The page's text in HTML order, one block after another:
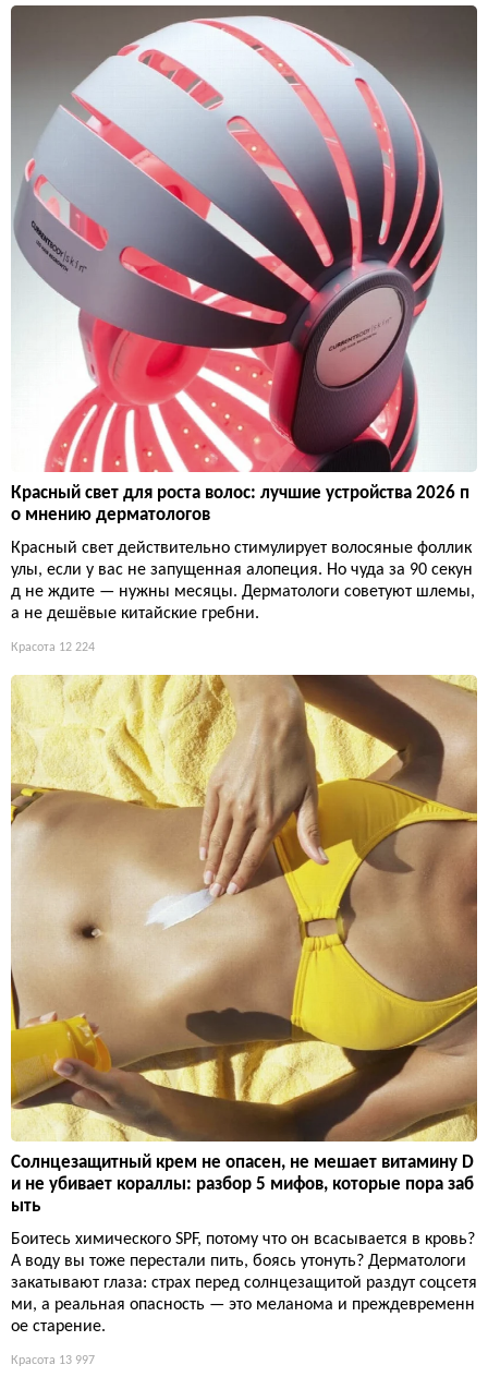
Красный свет для роста волос: лучшие устройства 2026 п
о мнению дерматологов
Красный свет действительно стимулирует волосяные фоллик
улы, если у вас не запущенная алопеция. Но чуда за 90 секун
д не ждите — нужны месяцы. Дерматологи советуют шлемы,
а не дешёвые китайские гребни.
Красота 12 224
Солнцезащитный крем не опасен, не мешает витамину D
и не убивает кораллы: разбор 5 мифов, которые пора заб
ыть
Боитесь химического SPF, потому что он всасывается в кровь?
А воду вы тоже перестали пить, боясь утонуть? Дерматологи
закатывают глаза: страх перед солнцезащитой раздут соцсетя
ми, а реальная опасность — это меланома и преждевременн
ое старение.
Красота 13 997